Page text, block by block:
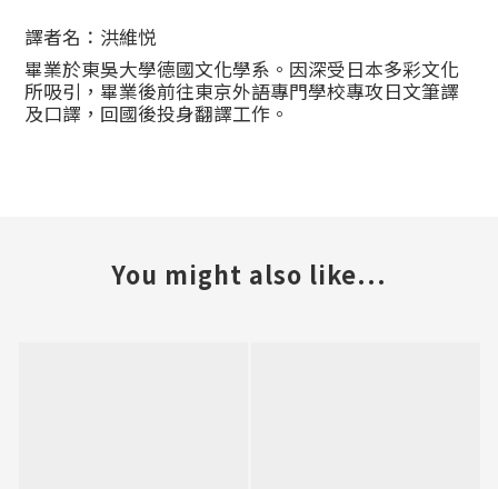
譯者名：洪維悦
畢業於東吳大學德國文化學系。因深受日本多彩文化
所吸引，畢業後前往東京外語專門學校專攻日文筆譯
及口譯，回國後投身翻譯工作。
You might also like...